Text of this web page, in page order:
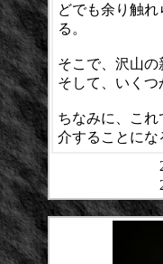
どでも余り触
る。
そこで、沢山の
そして、いくつ
ちなみに、こ
介することにな